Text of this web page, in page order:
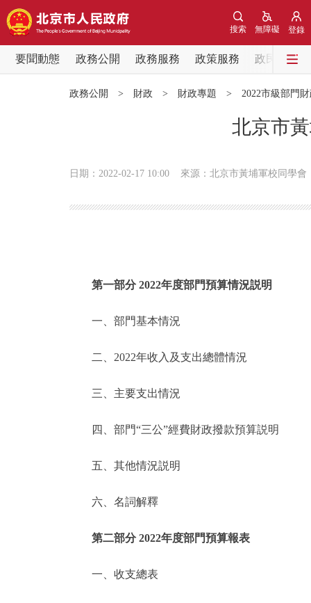
登錄
無障礙
搜索
要聞動態 政務公開 政務服務 政策服務
政民互動
便民服務
仲介服務
政民互動
12345網上接訴即辦
政務公開 > 財政 > 財政專題 > 2022市級部門
北京市
日期：2022-02-17 10:00 來源：北京市黃埔軍校同學會
第一部分 2022年度部門預算情況説明
一、部門基本情況
二、2022年收入及支出總體情況
三、主要支出情況
四、部門“三公”經費財政撥款預算説明
五、其他情況説明
六、名詞解釋
第二部分 2022年度部門預算報表
一、收支總表